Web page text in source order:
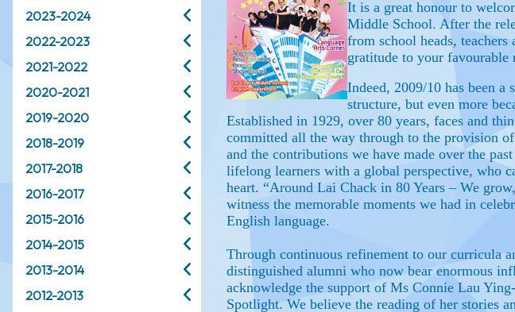
2023-2024
2022-2023
2021-2022
2020-2021
2019-2020
2018-2019
2017-2018
2016-2017
2015-2016
2014-2015
2013-2014
2012-2013